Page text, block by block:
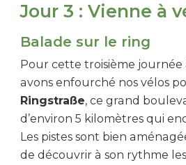
Jour 3 : Vienne à
Balade sur le ring
Pour cette troisième journée
avons enfourché nos vélos
Ringstraße, ce grand
d’environ 5 kilomètres qui
Les pistes sont bien
de découvrir à son rythme